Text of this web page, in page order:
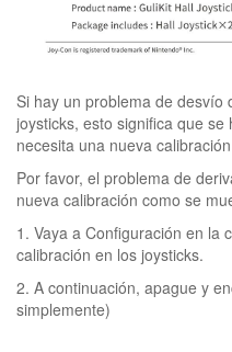
Si hay un problema de desvío
joysticks, esto significa que
necesita una nueva
Por favor, el problema de
nueva calibración como se
1. Vaya a Configuración en la
calibración en los joysticks.
2. A continuación, apague y
simplemente)